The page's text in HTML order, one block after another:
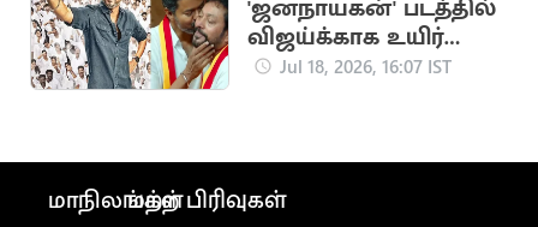
'ஜனநாயகன்' படத்தில்
விஜய்க்காக உயிர்
கொடுக்கும் நண்பன்
Jul 18, 2026, 16:07 IST
மாநிலங்கள்மற்ற பிரிவுகள்